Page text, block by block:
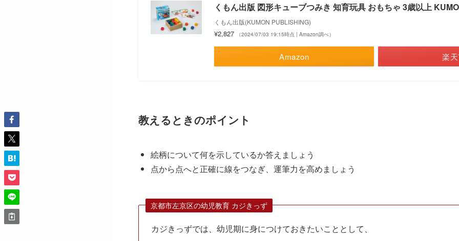
くもん出版 図形キューブつみき 知育玩具 おもちゃ 3歳以上
くもん出版(KUMON PUBLISHING)
¥2,827 （2024/07/03 19:15時点 | Amazon調べ）
Amazon 楽
教えるときのポイント
絵柄について何を示しているか答えましょう
点から点へと正確に線をつなぎ、運筆力を高めましょう
京都市左京区の幼児教育 カジきっず
カジきっずでは、幼児期に身につけておきたいこととして、